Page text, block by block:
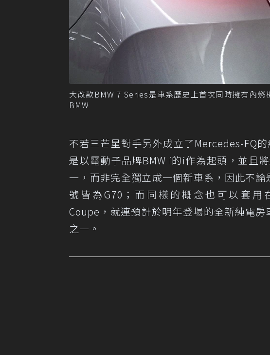
大改款BMW 7 Series是車系歷史上首次同時擁有內
BMW
不若三芒星對手另外成立了Mercedes-EQ
是以電動子品牌BMW i的i作為起頭，並且
一，而非完全獨立成一個新車系，因此不
號皆為G70；而同樣的概念也可以套用
Coupe，就連預計於明年登場的全新純電
之一。